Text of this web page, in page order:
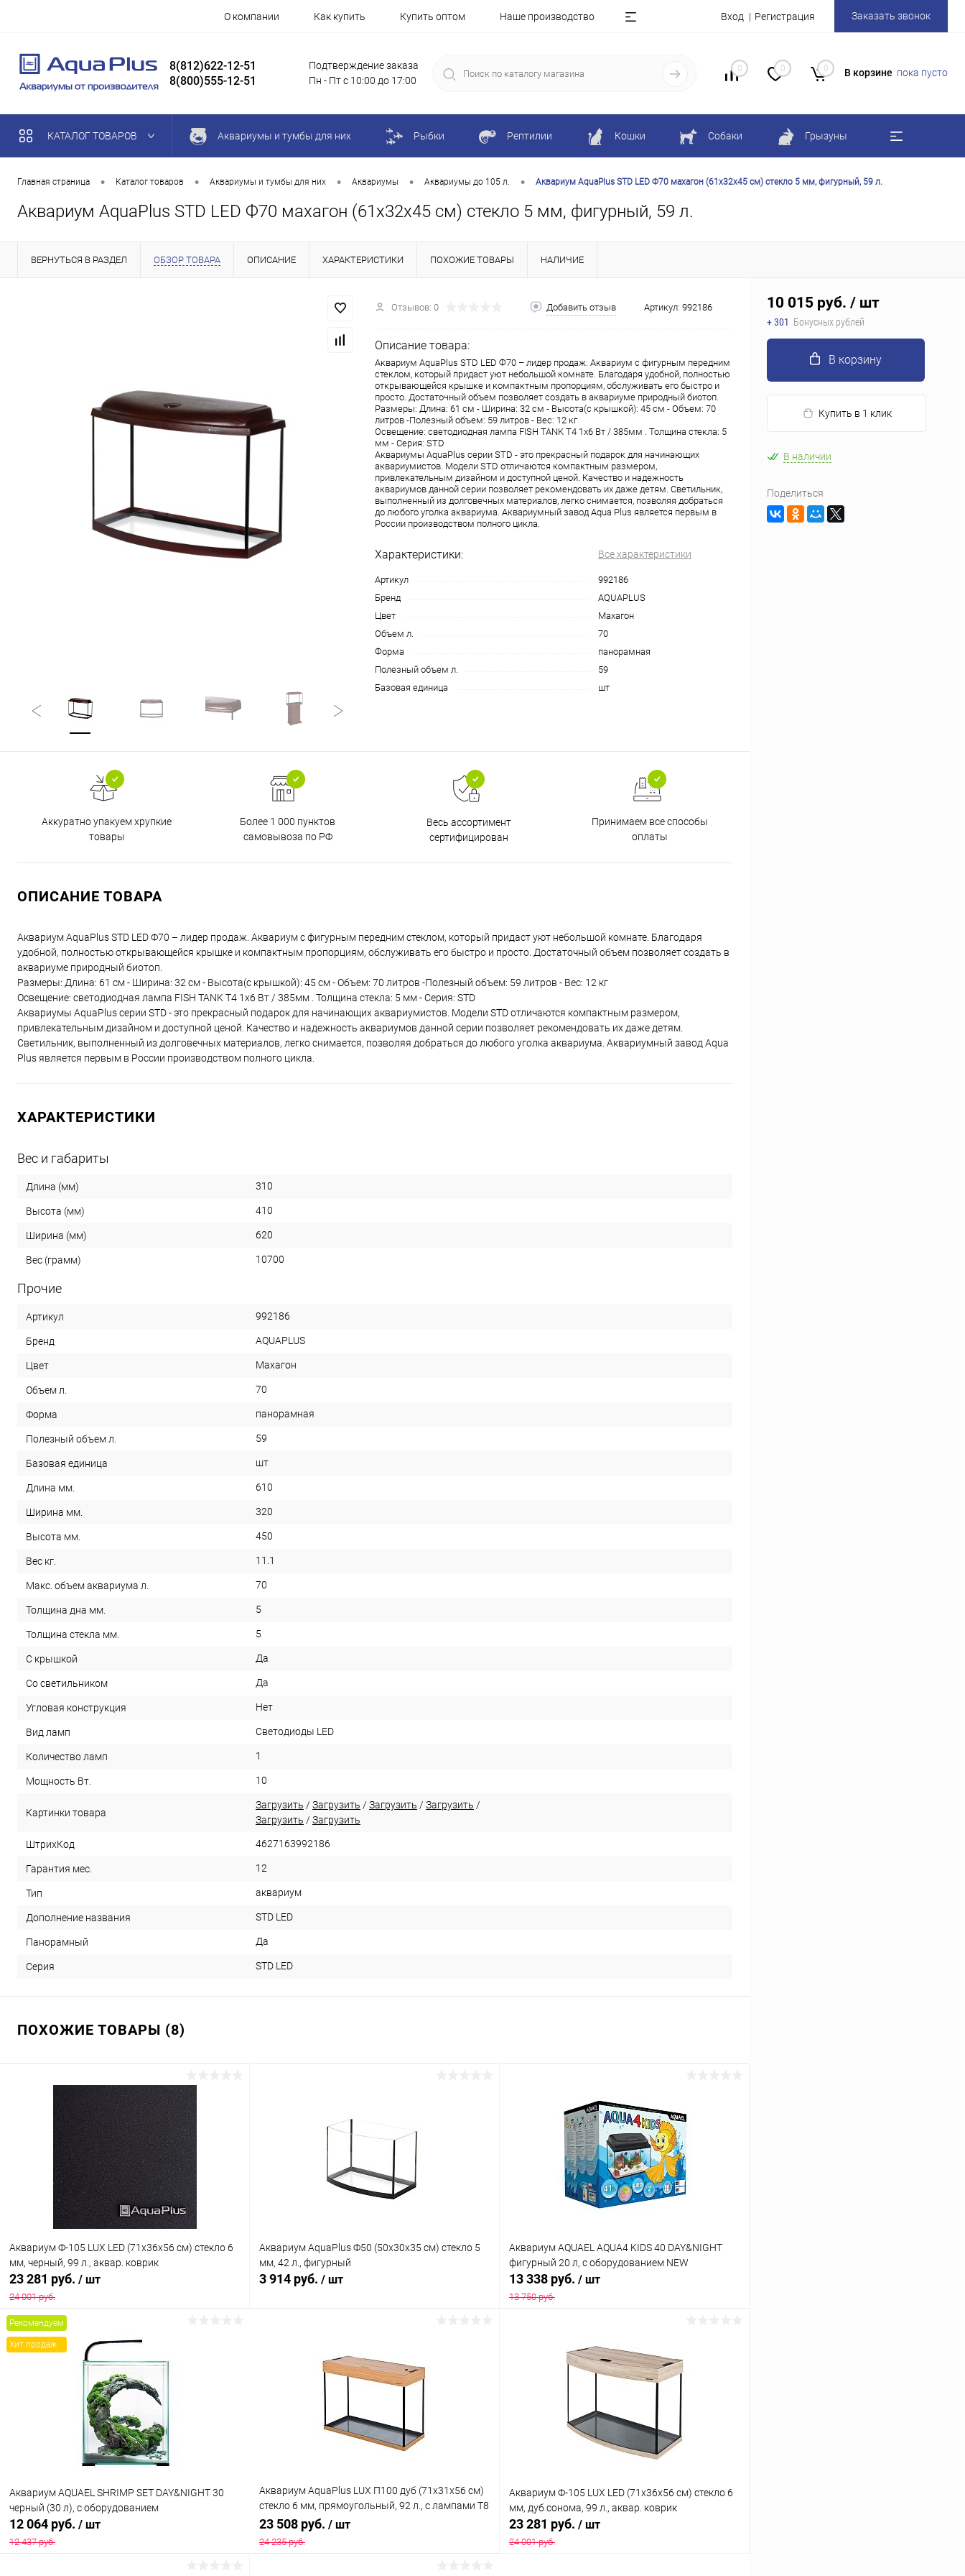
О компании Как купить Купить оптом Наше производство Вход Регистрация Заказать звонок
8(812)622-12-51
8(800)555-12-51
Подтверждение заказа
Пн - Пт с 10:00 до 17:00
0 0 0 В корзине пока пусто
КАТАЛОГ ТОВАРОВ Аквариумы и тумбы для них Рыбки Рептилии Кошки Собаки Грызуны
Главная страница • Каталог товаров • Аквариумы и тумбы для них • Аквариумы • Аквариумы до 105 л. • Аквариум AquaPlus STD LED Ф70 махагон (61х32х45 см) стекло 5 мм, фигурный, 59 л.
Аквариум AquaPlus STD LED Ф70 махагон (61х32х45 см) стекло 5 мм, фигурный, 59 л.
ВЕРНУТЬСЯ В РАЗДЕЛ ОБЗОР ТОВАРА ОПИСАНИЕ ХАРАКТЕРИСТИКИ ПОХОЖИЕ ТОВАРЫ НАЛИЧИЕ
Отзывов: 0 Добавить отзыв Артикул: 992186
Описание товара:
Аквариум AquaPlus STD LED Ф70 – лидер продаж. Аквариум с фигурным передним
стеклом, который придаст уют небольшой комнате. Благодаря удобной, полностью
открывающейся крышке и компактным пропорциям, обслуживать его быстро и
просто. Достаточный объем позволяет создать в аквариуме природный биотоп.
Размеры: Длина: 61 см - Ширина: 32 см - Высота(с крышкой): 45 см - Объем: 70
литров -Полезный объем: 59 литров - Вес: 12 кг
Освещение: светодиодная лампа FISH TANK T4 1х6 Вт / 385мм . Толщина стекла: 5
мм - Серия: STD
Аквариумы AquaPlus серии STD - это прекрасный подарок для начинающих
аквариумистов. Модели STD отличаются компактным размером,
привлекательным дизайном и доступной ценой. Качество и надежность
аквариумов данной серии позволяет рекомендовать их даже детям. Светильник,
выполненный из долговечных материалов, легко снимается, позволяя добраться
до любого уголка аквариума. Аквариумный завод Aqua Plus является первым в
России производством полного цикла.
Характеристики: Все характеристики
Артикул
992186
Бренд
AQUAPLUS
Цвет
Махагон
Объем л.
70
Форма
панорамная
Полезный объем л.
59
Базовая единица
шт
Аккуратно упакуем хрупкие
товары
Более 1 000 пунктов
самовывоза по РФ
Весь ассортимент
сертифицирован
Принимаем все способы
оплаты
ОПИСАНИЕ ТОВАРА
Аквариум AquaPlus STD LED Ф70 – лидер продаж. Аквариум с фигурным передним стеклом, который придаст уют небольшой комнате. Благодаря
удобной, полностью открывающейся крышке и компактным пропорциям, обслуживать его быстро и просто. Достаточный объем позволяет создать в
аквариуме природный биотоп.
Размеры: Длина: 61 см - Ширина: 32 см - Высота(с крышкой): 45 см - Объем: 70 литров -Полезный объем: 59 литров - Вес: 12 кг
Освещение: светодиодная лампа FISH TANK T4 1х6 Вт / 385мм . Толщина стекла: 5 мм - Серия: STD
Аквариумы AquaPlus серии STD - это прекрасный подарок для начинающих аквариумистов. Модели STD отличаются компактным размером,
привлекательным дизайном и доступной ценой. Качество и надежность аквариумов данной серии позволяет рекомендовать их даже детям.
Светильник, выполненный из долговечных материалов, легко снимается, позволяя добраться до любого уголка аквариума. Аквариумный завод Aqua
Plus является первым в России производством полного цикла.
ХАРАКТЕРИСТИКИ
Вес и габариты
Длина (мм) 310
Высота (мм) 410
Ширина (мм) 620
Вес (грамм) 10700
Прочие
Артикул 992186
Бренд AQUAPLUS
Цвет Махагон
Объем л. 70
Форма панорамная
Полезный объем л. 59
Базовая единица шт
Длина мм. 610
Ширина мм. 320
Высота мм. 450
Вес кг. 11.1
Макс. объем аквариума л. 70
Толщина дна мм. 5
Толщина стекла мм. 5
С крышкой Да
Со светильником Да
Угловая конструкция Нет
Вид ламп Светодиоды LED
Количество ламп 1
Мощность Вт. 10
Картинки товара
Загрузить / Загрузить / Загрузить / Загрузить /
Загрузить / Загрузить
ШтрихКод 4627163992186
Гарантия мес. 12
Тип аквариум
Дополнение названия STD LED
Панорамный Да
Серия STD LED
ПОХОЖИЕ ТОВАРЫ (8)
Аквариум Ф-105 LUX LED (71х36х56 см) стекло 6
мм, черный, 99 л., аквар. коврик
23 281 руб. / шт
24 001 руб.
В корзину
Под заказ
Аквариум AquaPlus Ф50 (50х30х35 см) стекло 5
мм, 42 л., фигурный
3 914 руб. / шт
Купить в 1 клик Сравнение
В избранное В наличии
Aквариум AQUAEL AQUA4 KIDS 40 DAY&NIGHT
фигурный 20 л, с оборудованием NEW
13 338 руб. / шт
13 750 руб.
Купить в 1 клик Сравнение
В наличии
Рекомендуем
Хит продаж
Aквариум AQUAEL SHRIMP SET DAY&NIGHT 30
черный (30 л), с оборудованием
12 064 руб. / шт
12 437 руб.
Аквариум AquaPlus LUX П100 дуб (71х31х56 см)
стекло 6 мм, прямоугольный, 92 л., с лампами Т8
2х18 Вт, аквар. коврик
23 508 руб. / шт
24 235 руб.
Аквариум Ф-105 LUX LED (71х36х56 см) стекло 6
мм, дуб сонома, 99 л., аквар. коврик
23 281 руб. / шт
24 001 руб.
10 015 руб. / шт
+ 301 Бонусных рублей
В корзину
Купить в 1 клик
В наличии
Поделиться